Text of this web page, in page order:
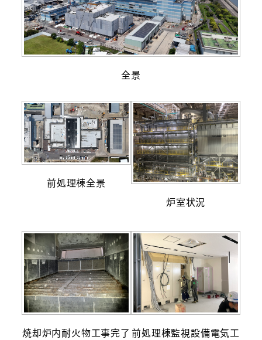
全景
前処理棟全景
炉室状況
焼却炉内耐火物工事完了 前処理棟監視設備電気工